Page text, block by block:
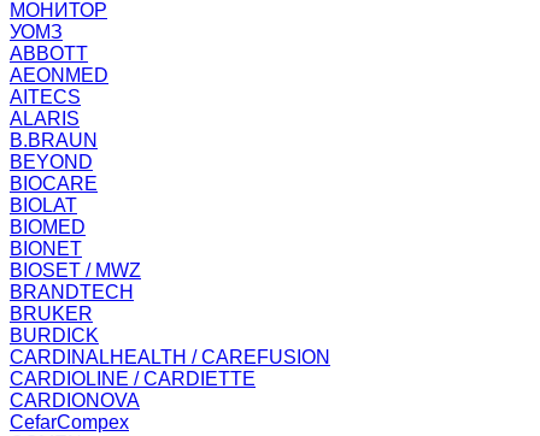
МОНИТОР
УОМЗ
ABBOTT
AEONMED
AITECS
ALARIS
B.BRAUN
BEYOND
BIOCARE
BIOLAT
BIOMED
BIONET
BIOSET / MWZ
BRANDTECH
BRUKER
BURDICK
CARDINALHEALTH / CAREFUSION
CARDIOLINE / CARDIETTE
CARDIONOVA
CefarCompex